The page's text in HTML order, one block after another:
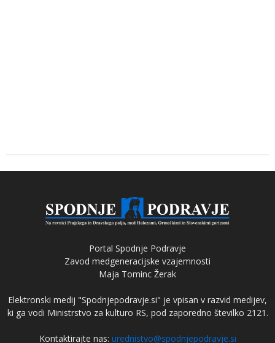
Portal Spodnje Podravje
Zavod medgeneracijske vzajemnosti
Maja Tominc Žerak
Elektronski medij "Spodnjepodravje.si" je vpisan v razvid medijev,
ki ga vodi Ministrstvo za kulturo RS, pod zaporedno številko 2121.
Kontaktirajte nas: urednistvo@spodnjepodravje.si